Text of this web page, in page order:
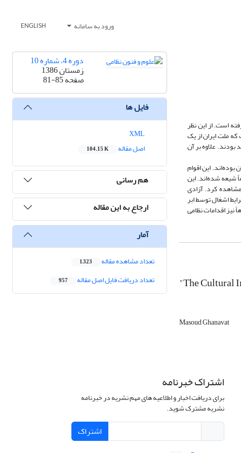
ورود به سامانه ENGLISH
است. از این نظر
ملت ایران از یک
بودند. علاوه بر آن
این اقوام
شیعه شده‌اند. این
مشاهده کرد. آزادی
اشغال توسط ابر
اقدامات نظامی
"The Cultural
Masoud Ghanavat
دوره 4، شماره 10
زمستان 1386
صفحه81-85
فایل ها
اصل مقاله
104.15 K
هم رسانی
ارجاع به این مقاله
آمار
تعداد مشاهده مقاله 1,323
تعداد دریافت فایل اصل مقاله 957
اشتراک خبرنامه
برای دریافت اخبار و اطلاعیه های مهم نشریه در خبرنامه
نشریه مشترک شوید.
اشتراک